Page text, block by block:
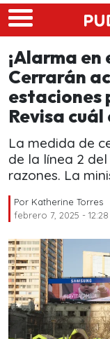
Skip to main content
¡Alarma
Cerrarán
estaciones
Revisa cuál
La medida de
de la línea 2
razones. La
Por Katherine Torres
febrero 7, 2025 -